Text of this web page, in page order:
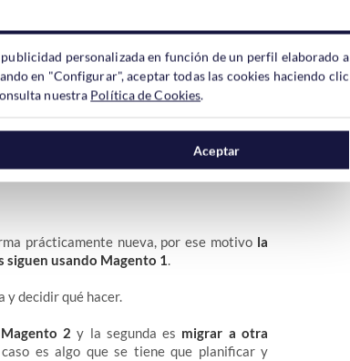
2, ¿no?.
sabrás que para actualizar
sólo tienes que
prácticamente nueva, por ese motivo la
siguen usando Magento 1
y decidir qué hacer.
2 y la segunda es migrar a otra
es algo que se tiene que planificar y
personalizada en función de un perfil elaborado a
en "Configurar", aceptar todas las cookies haciendo clic
nuestra Política de Cookies.
Aceptar